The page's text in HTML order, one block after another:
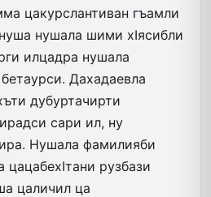
цакурслантиван гъамли
нушала шими хIясибли
илцадра нушала
Дахадаевла
дубуртачирти
сари ил, ну
Нушала фамилияби
цацабехIтани рузбази
цаличил ца